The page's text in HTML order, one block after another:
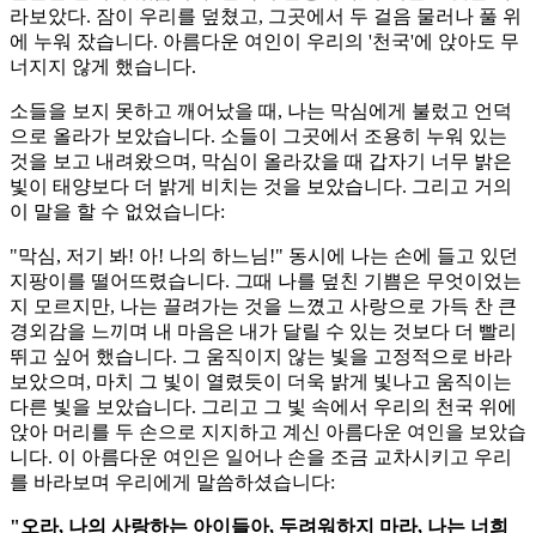
라보았다. 잠이 우리를 덮쳤고, 그곳에서 두 걸음 물러나 풀 위
에 누워 잤습니다. 아름다운 여인이 우리의 '천국'에 앉아도 무
너지지 않게 했습니다.
소들을 보지 못하고 깨어났을 때, 나는 막심에게 불렀고 언덕
으로 올라가 보았습니다. 소들이 그곳에서 조용히 누워 있는
것을 보고 내려왔으며, 막심이 올라갔을 때 갑자기 너무 밝은
빛이 태양보다 더 밝게 비치는 것을 보았습니다. 그리고 거의
이 말을 할 수 없었습니다:
"막심, 저기 봐! 아! 나의 하느님!" 동시에 나는 손에 들고 있던
지팡이를 떨어뜨렸습니다. 그때 나를 덮친 기쁨은 무엇이었는
지 모르지만, 나는 끌려가는 것을 느꼈고 사랑으로 가득 찬 큰
경외감을 느끼며 내 마음은 내가 달릴 수 있는 것보다 더 빨리
뛰고 싶어 했습니다. 그 움직이지 않는 빛을 고정적으로 바라
보았으며, 마치 그 빛이 열렸듯이 더욱 밝게 빛나고 움직이는
다른 빛을 보았습니다. 그리고 그 빛 속에서 우리의 천국 위에
앉아 머리를 두 손으로 지지하고 계신 아름다운 여인을 보았습
니다. 이 아름다운 여인은 일어나 손을 조금 교차시키고 우리
를 바라보며 우리에게 말씀하셨습니다:
"오라, 나의 사랑하는 아이들아, 두려워하지 마라, 나는 너희